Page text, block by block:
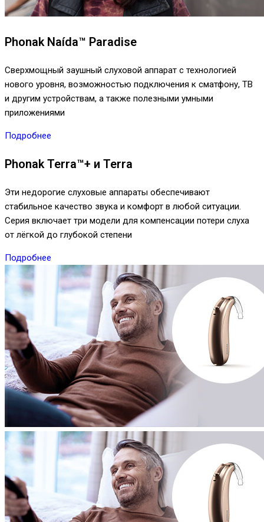
Phonak Naída™ Paradise
Сверхмощный заушный слуховой аппарат с технологией
нового уровня, возможностью подключения к сматфону, ТВ
и другим устройствам, а также полезными умными
приложениями
Подробнее
Phonak Terra™+ и Terra
Эти недорогие слуховые аппараты обеспечивают
стабильное качество звука и комфорт в любой ситуации.
Серия включает три модели для компенсации потери слуха
от лёгкой до глубокой степени
Подробнее